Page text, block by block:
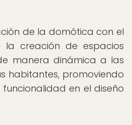
de la domótica con el
la creación de espacios
manera dinámica a las
habitantes, promoviendo
en el diseño